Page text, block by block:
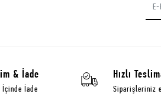
& İade
İçinde İade
Hızlı
Siparişleriniz